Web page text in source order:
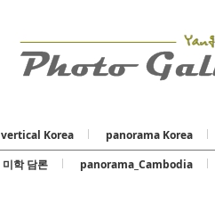
vertical Korea panorama Korea
미학 담론 panorama_Cambodia